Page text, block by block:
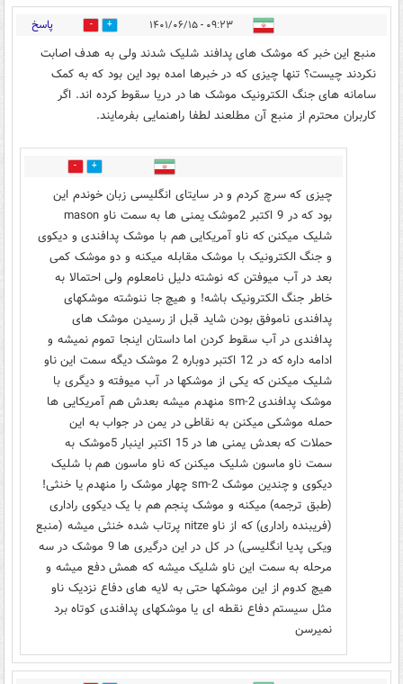
۰۹:۲۳ - ۱۴۰۱/۰۶/۱۵ 4 پاسخ
منبع این خبر که موشک های پدافند شلیک شدند ولی به هدف اصابت
نکردند چیست؟ تنها چیزی که در خبرها امده بود این بود که به کمک
سامانه های جنگ الکترونیک موشک ها در دریا سقوط کرده اند. اگر
کاربران محترم از منبع آن مطلعند لطفا راهنمایی بفرمایند.
3
چیزی که سرچ کردم و در سایتای انگلیسی زبان خوندم این
بود که در 9 اکتبر 2موشک یمنی ها به سمت ناو mason
شلیک میکنن که ناو آمریکایی هم با موشک پدافندی و دیکوی
و جنگ الکترونیک با موشک مقابله میکنه و دو موشک کمی
بعد در آب میوفتن که نوشته دلیل نامعلوم ولی احتمالا به
خاطر جنگ الکترونیک باشه! و هیچ جا ننوشته موشکهای
پدافندی ناموفق بودن شاید قبل از رسیدن موشک های
پدافندی در آب سقوط کردن اما داستان اینجا تموم نمیشه و
ادامه داره که در 12 اکتبر دوباره 2 موشک دیگه سمت این ناو
شلیک میکنن که یکی از موشکها در آب میوفته و دیگری با
موشک پدافندی sm-2 منهدم میشه بعدش هم آمریکایی ها
حمله موشکی میکنن به نقاطی در یمن در جواب به این
حملات که بعدش یمنی ها در 15 اکتبر اینبار 5موشک به
سمت ناو ماسون شلیک میکنن که ناو ماسون هم با شلیک
دیکوی و چندین موشک sm-2 چهار موشک را منهدم یا خنثی!
(طبق ترجمه) میکنه و موشک پنجم هم با یک دیکوی راداری
(فریبنده راداری) که از ناو nitze پرتاب شده خنثی میشه (منبع
ویکی پدیا انگلیسی) در کل در این درگیری ها 9 موشک در سه
مرحله به سمت این ناو شلیک میشه که همش دفع میشه و
هیچ کدوم از این موشکها حتی به لایه های دفاع نزدیک ناو
مثل سیستم دفاع نقطه ای یا موشکهای پدافندی کوتاه برد
نمیرسن